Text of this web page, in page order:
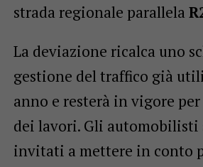
strada regionale parallela
La deviazione ricalca uno
gestione del traffico già
anno e resterà in vigore
dei lavori. Gli automobilisti
invitati a mettere in conto